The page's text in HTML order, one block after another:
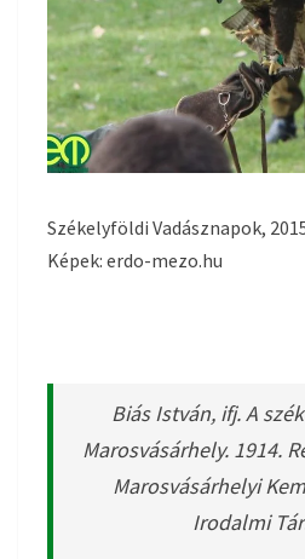
Székelyföldi Vadásznapok,
Képek: erdo-mezo.hu
Biás István, ifj. A
Marosvásárhely. 1914.
Marosvásárhelyi
Irodalmi